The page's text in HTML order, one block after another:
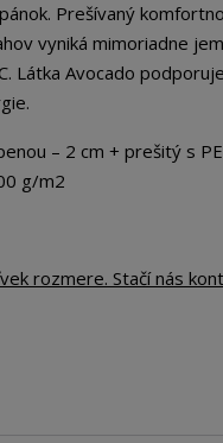
Prešívaný
vyniká mimoriadne
Látka Avocado podporuje
– 2 cm + prešitý s
g/m2
rozmere. Stačí nás